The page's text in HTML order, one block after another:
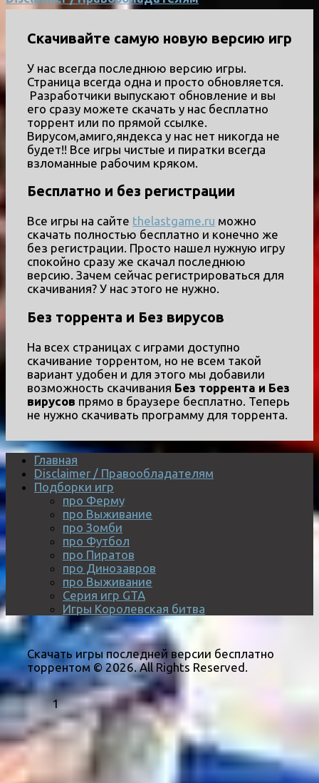
Скачивайте самую новую версию игр
У нас всегда последнюю версию игры.
Страница всегда одна и просто обновляется.
Разработчики выпускают обновление и вы
его сразу можете скачать у нас бесплатно
торрент или по прямой ссылке.
Вирусом,амиго,яндекса у нас нет никогда не
будет!! Все игры чистые и пиратки всегда
взломанные рабочим кряком.
Бесплатно и без регистрации
Все игры на сайте thelastgame.ru можно
скачать полностью бесплатно и конечно же
без регистрации. Просто нашел нужную игру
спокойно сразу же скачал последнюю
версию. Зачем сейчас регистрироваться для
скачивания? У нас этого не нужно.
Без торрента и Без вирусов
На всех страницах с играми доступно
скачивание торрентом, но не всем такой
вариант удобен и для этого мы добавили
возможность скачивания Без торрента и Без
вирусов прямо в браузере бесплатно. Теперь
не нужно скачивать программу для торрента.
Главная
Disclaimer / Правообладателям
Подборки игр
про Ферму
про Выживание
про Зомби
про Футбол
про Пиратов
про Динозавров
про Выживание
Серия игр GTA
Игры Королевская битва
Скачать игры последней версии бесплатно
торрентом © 2026. All Rights Reserved.
1